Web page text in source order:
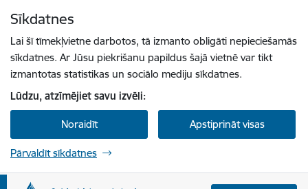
Sīkdatnes
Lai šī tīmekļvietne darbotos, tā izmanto obligāti nepieciešamās
sīkdatnes. Ar Jūsu piekrišanu papildus šajā vietnē var tikt
izmantotas statistikas un sociālo mediju sīkdatnes.
Lūdzu, atzīmējiet savu izvēli:
Noraidīt Apstiprināt visas
Pārvaldīt sīkdatnes